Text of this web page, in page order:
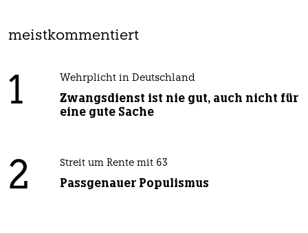
meistkommentiert
1 Wehrplicht in Deutschland
Zwangsdienst ist nie gut, auch nicht für
eine gute Sache
2 Streit um Rente mit 63
Passgenauer Populismus